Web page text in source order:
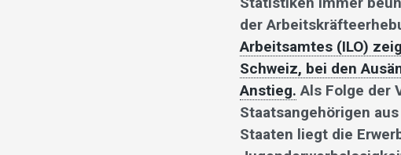
der
Arbeitsamtes (ILO)
Schweiz, bei den
Anstieg. Als Folge der
Staatsangehörigen
Staaten liegt die